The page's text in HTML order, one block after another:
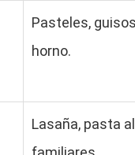
Pasteles,
horno.
Lasaña, pasta